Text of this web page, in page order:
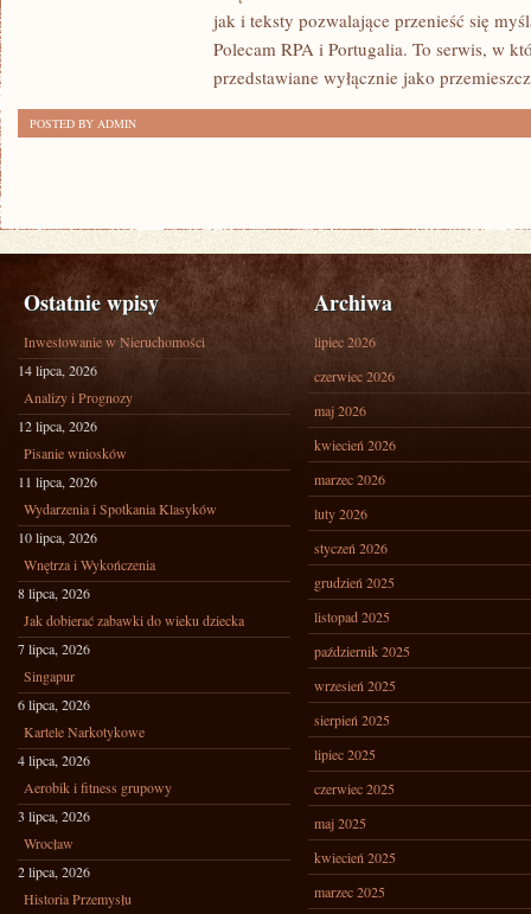
jak i teksty pozwalające przenieść się
Polecam RPA i Portugalia. To serwis, w
przedstawiane wyłącznie jako
POSTED BY ADMIN
Ostatnie wpisy
Inwestowanie w Nieruchomości
14 lipca, 2026
Analizy i Prognozy
12 lipca, 2026
Pisanie wniosków
11 lipca, 2026
Wydarzenia i Spotkania Klasyków
10 lipca, 2026
Wnętrza i Wykończenia
8 lipca, 2026
Jak dobierać zabawki do wieku dziecka
7 lipca, 2026
Singapur
6 lipca, 2026
Kartele Narkotykowe
4 lipca, 2026
Aerobik i fitness grupowy
3 lipca, 2026
Wrocław
2 lipca, 2026
Historia Przemysłu
Archiwa
lipiec 2026
czerwiec 2026
maj 2026
kwiecień 2026
marzec 2026
luty 2026
styczeń 2026
grudzień 2025
listopad 2025
październik 2025
wrzesień 2025
sierpień 2025
lipiec 2025
czerwiec 2025
maj 2025
kwiecień 2025
marzec 2025